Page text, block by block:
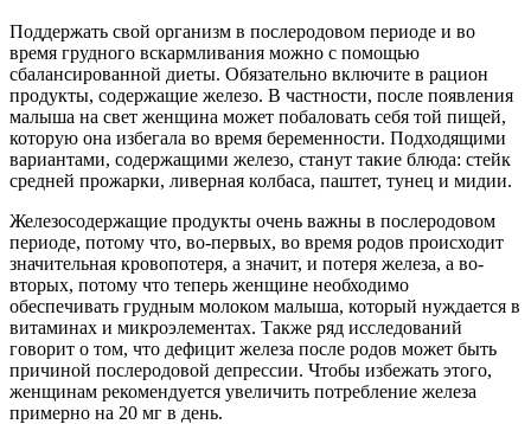
Поддержать свой организм в послеродовом периоде и во
время грудного вскармливания можно с помощью
сбалансированной диеты. Обязательно включите в рацион
продукты, содержащие железо. В частности, после появления
малыша на свет женщина может побаловать себя той пищей,
которую она избегала во время беременности. Подходящими
вариантами, содержащими железо, станут такие блюда: стейк
средней прожарки, ливерная колбаса, паштет, тунец и мидии.
Железосодержащие продукты очень важны в послеродовом
периоде, потому что, во-первых, во время родов происходит
значительная кровопотеря, а значит, и потеря железа, а во-
вторых, потому что теперь женщине необходимо
обеспечивать грудным молоком малыша, который нуждается в
витаминах и микроэлементах. Также ряд исследований
говорит о том, что дефицит железа после родов может быть
причиной послеродовой депрессии. Чтобы избежать этого,
женщинам рекомендуется увеличить потребление железа
примерно на 20 мг в день.